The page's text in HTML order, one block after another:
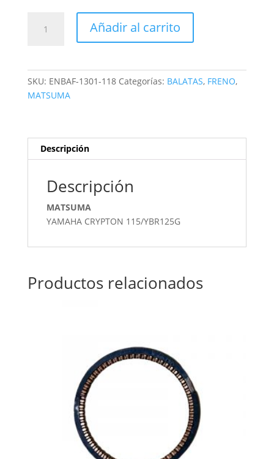
Añadir al carrito
SKU: ENBAF-1301-118 Categorías: BALATAS, FRENO,
MATSUMA
Descripción
Descripción
MATSUMA
YAMAHA CRYPTON 115/YBR125G
Productos relacionados